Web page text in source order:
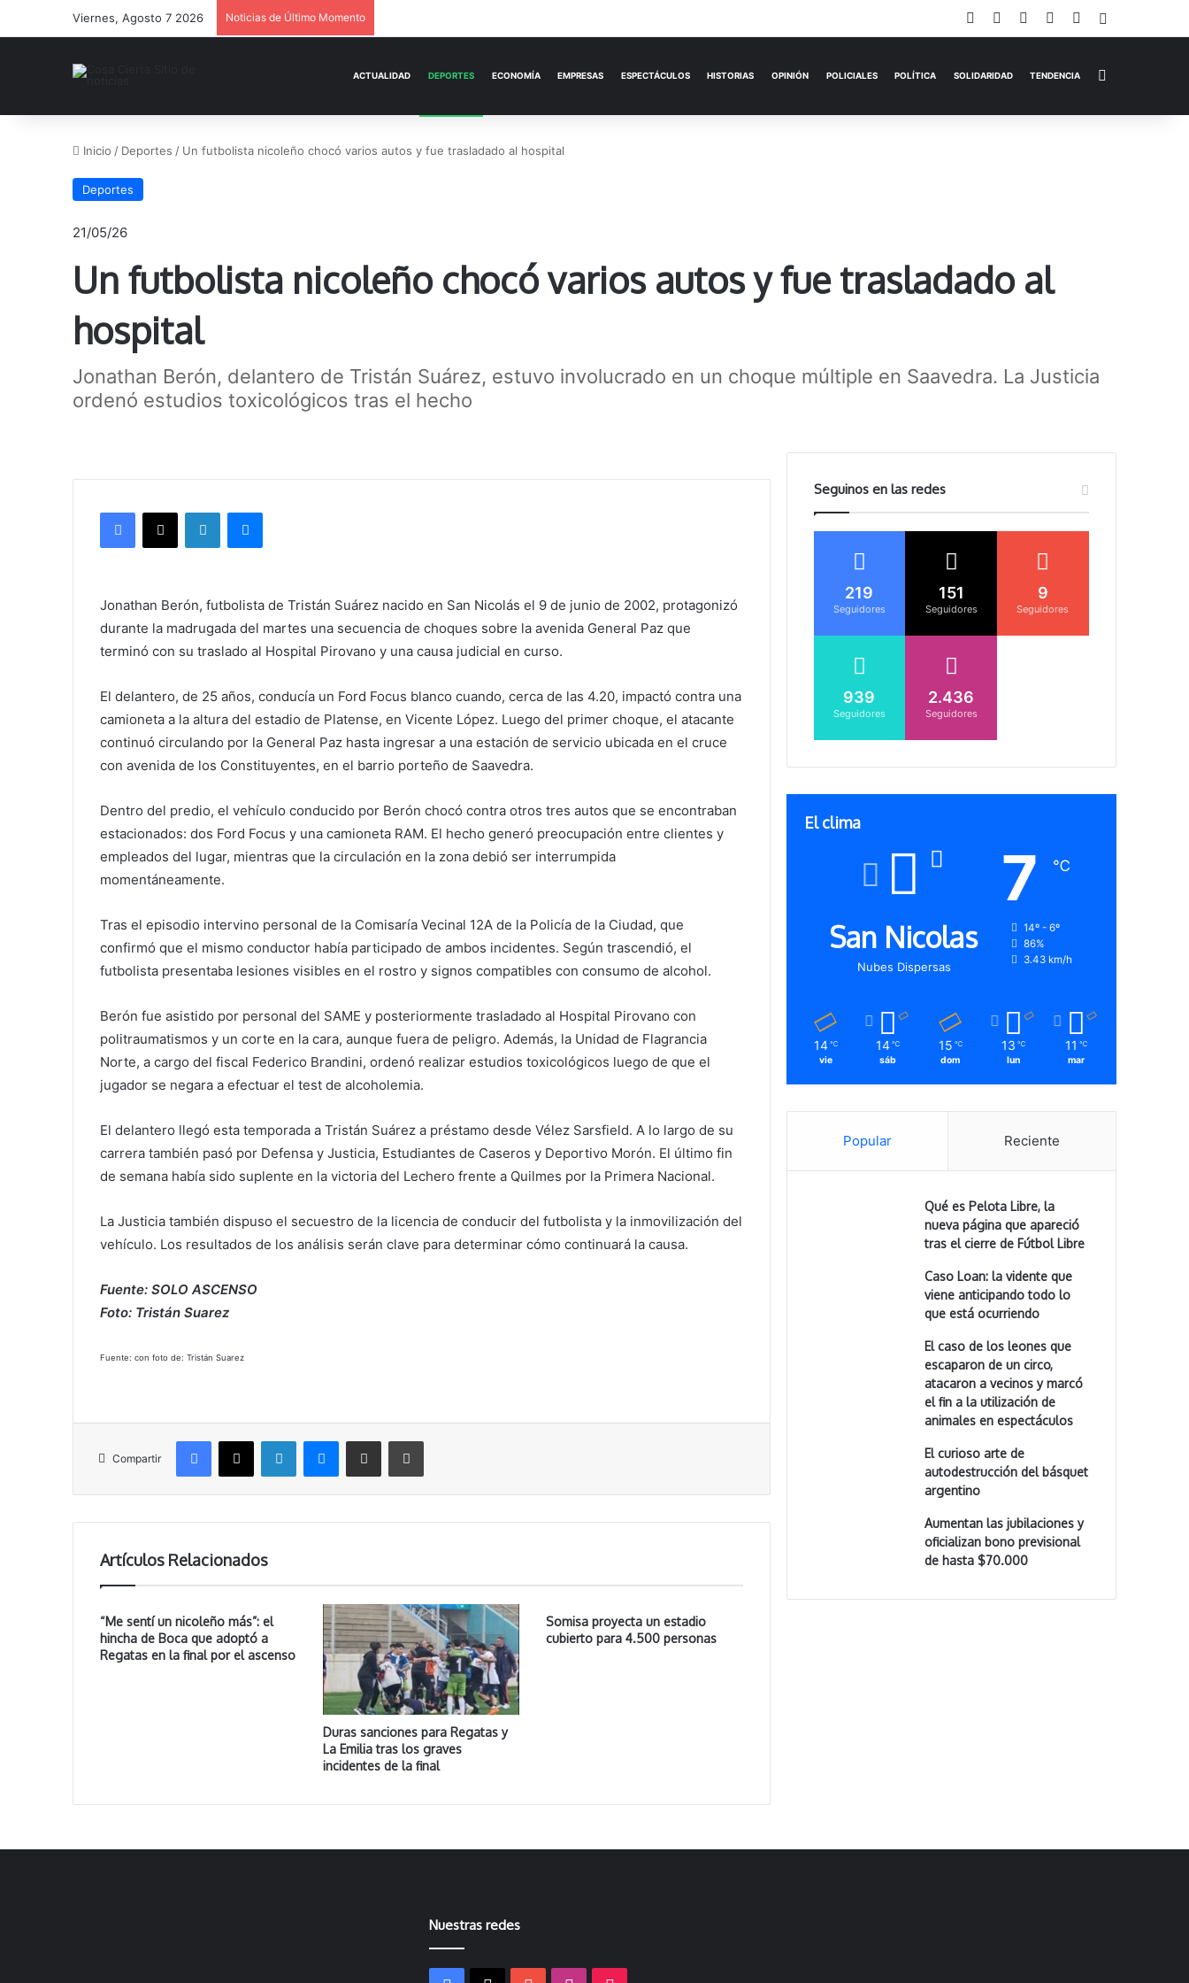
Viernes, Agosto 7 2026 Noticias de Último Momento Facebook YouTubeInstagram
TikTok
Inicio / Deportes / Un futbolista nicoleño chocó varios autos y fue trasladado al hospital
Deportes
21/05/26
Un futbolista nicoleño chocó varios autos y fue trasladado al
hospital
Jonathan Berón, delantero de Tristán Suárez, estuvo involucrado en un choque múltiple en Saavedra. La Justicia
ordenó estudios toxicológicos tras el hecho
X LinkedIn
Jonathan Berón, futbolista de Tristán Suárez nacido en San Nicolás el 9 de junio de 2002, protagonizó
durante la madrugada del martes una secuencia de choques sobre la avenida General Paz que
terminó con su traslado al Hospital Pirovano y una causa judicial en curso.
El delantero, de 25 años, conducía un Ford Focus blanco cuando, cerca de las 4.20, impactó contra una
camioneta a la altura del estadio de Platense, en Vicente López. Luego del primer choque, el atacante
continuó circulando por la General Paz hasta ingresar a una estación de servicio ubicada en el cruce
con avenida de los Constituyentes, en el barrio porteño de Saavedra.
Dentro del predio, el vehículo conducido por Berón chocó contra otros tres autos que se encontraban
estacionados: dos Ford Focus y una camioneta RAM. El hecho generó preocupación entre clientes y
empleados del lugar, mientras que la circulación en la zona debió ser interrumpida
momentáneamente.
Tras el episodio intervino personal de la Comisaría Vecinal 12A de la Policía de la Ciudad, que
confirmó que el mismo conductor había participado de ambos incidentes. Según trascendió, el
futbolista presentaba lesiones visibles en el rostro y signos compatibles con consumo de alcohol.
Berón fue asistido por personal del SAME y posteriormente trasladado al Hospital Pirovano con
politraumatismos y un corte en la cara, aunque fuera de peligro. Además, la Unidad de Flagrancia
Norte, a cargo del fiscal Federico Brandini, ordenó realizar estudios toxicológicos luego de que el
jugador se negara a efectuar el test de alcoholemia.
El delantero llegó esta temporada a Tristán Suárez a préstamo desde Vélez Sarsfield. A lo largo de su
carrera también pasó por Defensa y Justicia, Estudiantes de Caseros y Deportivo Morón. El último fin
de semana había sido suplente en la victoria del Lechero frente a Quilmes por la Primera Nacional.
La Justicia también dispuso el secuestro de la licencia de conducir del futbolista y la inmovilización del
vehículo. Los resultados de los análisis serán clave para determinar cómo continuará la causa.
Fuente: SOLO ASCENSO
Foto: Tristán Suarez
Fuente: con foto de: Tristán Suarez
Compartir
X LinkedIn Compartir vía correo electrónico
Artículos Relacionados
“Me sentí un nicoleño más”: el
hincha de Boca que adoptó a
Regatas en la final por el ascenso
Duras sanciones para Regatas y
La Emilia tras los graves
incidentes de la final
Somisa proyecta un estadio
cubierto para 4.500 personas
Seguinos en las redes
219
Seguidores
151
Seguidores
9
Seguidores
939
Seguidores
2.436
Seguidores
El clima
San Nicolas
Nubes Dispersas
7 ℃
14º - 6º
86%
3.43 km/h
14 ℃
vie
14 ℃
sáb
15 ℃
dom
13 ℃
lun
11 ℃
mar
Popular Reciente
Qué es Pelota Libre, la
nueva página que apareció
tras el cierre de Fútbol Libre
Caso Loan: la vidente que
viene anticipando todo lo
que está ocurriendo
El caso de los leones que
escaparon de un circo,
atacaron a vecinos y marcó
el fin a la utilización de
animales en espectáculos
El curioso arte de
autodestrucción del básquet
argentino
Aumentan las jubilaciones y
oficializan bono previsional
de hasta $70.000
Nuestras redes